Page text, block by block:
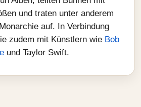
und traten unter anderem
auf. In Verbindung
zudem mit Künstlern wie Bob
und Taylor Swift.